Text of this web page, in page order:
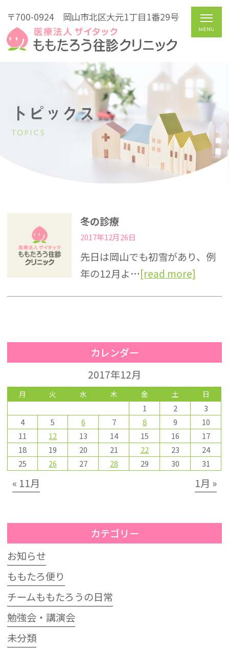
〒700-0924 岡山市北区大元1丁目1番29号
トピックス
TOPICS
冬の診療
2017年12月26日
先日は岡山でも初雪があり、例
年の12月よ…[read more]
カレンダー
2017年12月
月 火 水 木 金 土 日
1 2
3
4
5 6 7 8 9
10
11
12 13 14 15 16
17
18
19 20 21 22 23
24
25
26 27 28 29 30 31
« 11月 1月 »
カテゴリー
お知らせ
ももたろ便り
チームももたろうの日常
勉強会・講演会
未分類